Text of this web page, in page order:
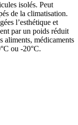
isolés. Peut
de la climatisation.
l’esthétique et
par un poids réduit
aliments, médicaments
ou -20°C.